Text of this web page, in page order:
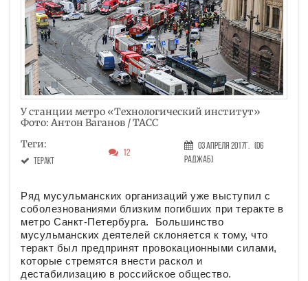
У станции метро «Технологический институт»
Фото: Антон Ваганов / ТАСС
Теги:
теракт
12
03 Апреля 2017г. (06
Раджаб)
Ряд мусульманских организаций уже выступил с
соболезнованиями близким погибших при теракте в
метро Санкт-Петербурга. Большинство
мусульманских деятелей склоняется к тому, что
теракт был предпринят провокационными силами,
которые стремятся внести раскол и
дестабилизацию в российское общество.